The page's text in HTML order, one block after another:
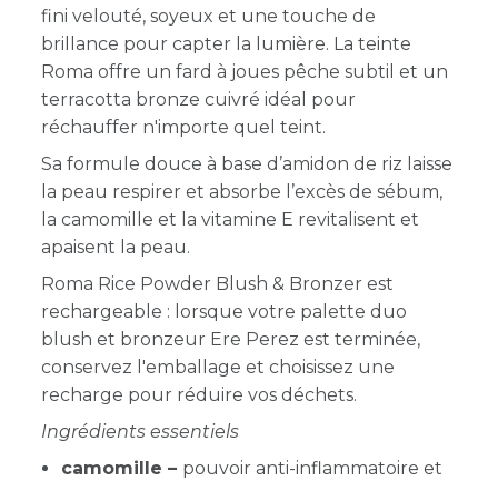
fini velouté, soyeux et une touche de
brillance pour capter la lumière. La teinte
Roma offre un fard à joues pêche subtil et un
terracotta bronze cuivré idéal pour
réchauffer n'importe quel teint.
Sa formule douce à base d’amidon de riz laisse
la peau respirer et absorbe l’excès de sébum,
la camomille et la vitamine E revitalisent et
apaisent la peau.
Roma Rice Powder Blush & Bronzer est
rechargeable : lorsque votre palette duo
blush et bronzeur Ere Perez est terminée,
conservez l'emballage et choisissez une
recharge pour réduire vos déchets.
Ingrédients essentiels
camomille – pouvoir anti-inflammatoire et